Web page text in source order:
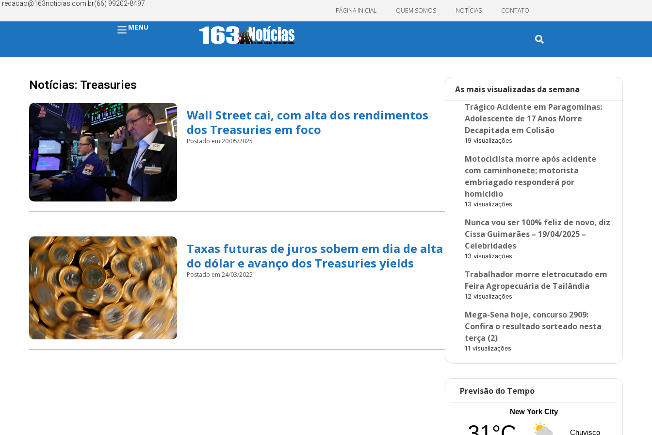
redacao@163noticias.com.br(66) 99202-8497
PÁGINA INICIAL QUEM SOMOS NOTÍCIAS CONTATO
MENU
Notícias: Treasuries
Wall Street cai, com alta dos rendimentos
dos Treasuries em foco
Postado em 20/05/2025
Taxas futuras de juros sobem em dia de alta
do dólar e avanço dos Treasuries yields
Postado em 24/03/2025
As mais visualizadas da semana
Trágico Acidente em Paragominas:
Adolescente de 17 Anos Morre
Decapitada em Colisão
19 visualizações
Motociclista morre após acidente
com caminhonete; motorista
embriagado responderá por
homicídio
13 visualizações
Nunca vou ser 100% feliz de novo, diz
Cissa Guimarães – 19/04/2025 –
Celebridades
13 visualizações
Trabalhador morre eletrocutado em
Feira Agropecuária de Tailândia
12 visualizações
Mega-Sena hoje, concurso 2909:
Confira o resultado sorteado nesta
terça (2)
11 visualizações
Previsão do Tempo
New York City
Chuvisco